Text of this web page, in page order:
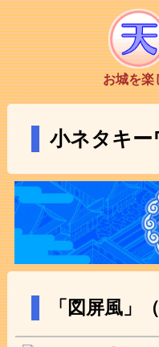
お城を楽
小ネタキー
「図屏風」